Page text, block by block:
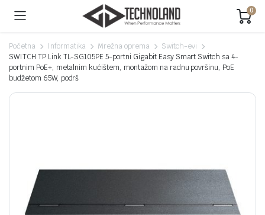
0
Početna Informatika Mrežna oprema
Switch-evi
SWITCH TP Link TL-SG105PE 5-portni Gigabit Easy Smart Switch sa 4-
portnim PoE+, metalnim kućištem, montažom na radnu površinu, PoE
budžetom 65W, podrš